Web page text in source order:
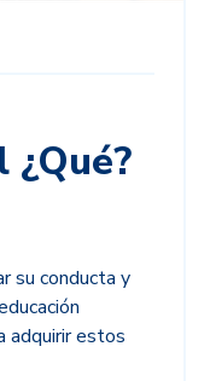
su conducta y
adquirir estos